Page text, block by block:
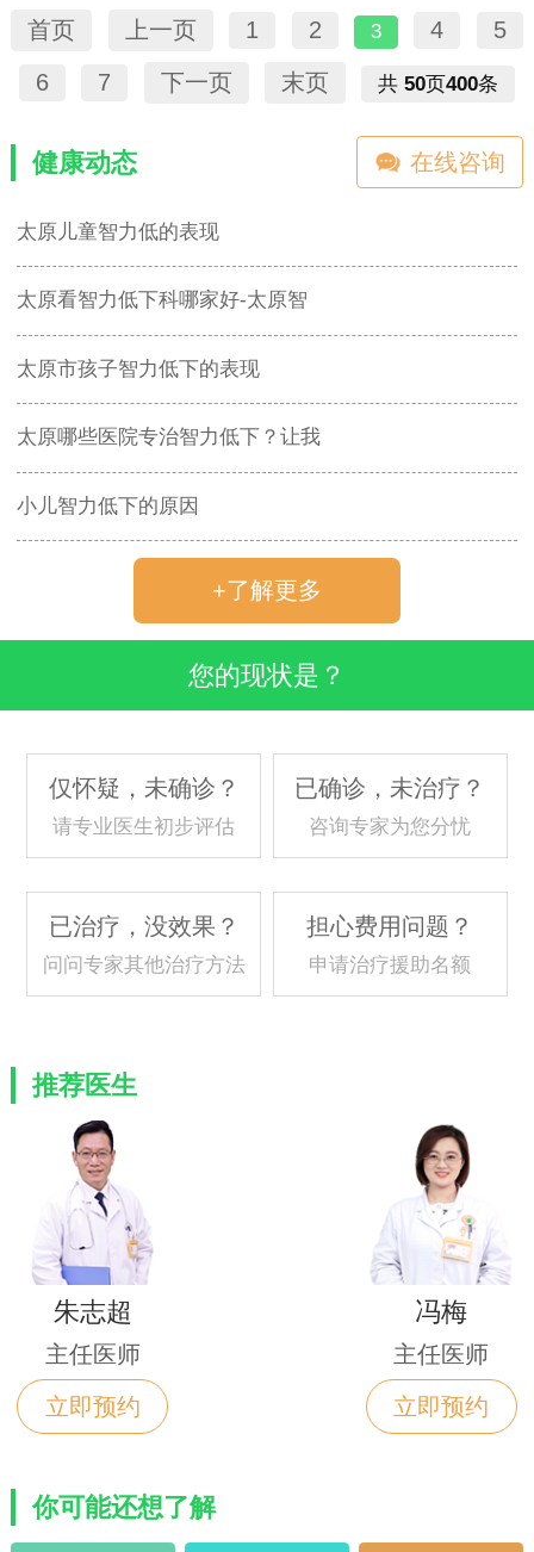
首页 上一页 1 2 3 4
5
6
7 下一页 末页 共50页400条
健康动态 在线咨询
太原儿童智力低的表现
太原看智力低下科哪家好-太原智
太原市孩子智力低下的表现
太原哪些医院专治智力低下？让我
小儿智力低下的原因
+了解更多
您的现状是？
仅怀疑，未确诊？
请专业医生初步评估
已确诊，未治疗？
咨询专家为您分忧
已治疗，没效果？
问问专家其他治疗方法
担心费用问题？
申请治疗援助名额
推荐医生
朱志超
主任医师
立即预约
冯梅
主任医师
立即预约
你可能还想了解